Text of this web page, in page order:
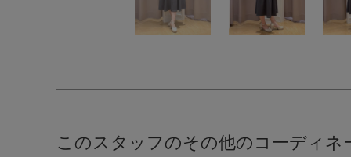
このスタッフのその他のコーディネ